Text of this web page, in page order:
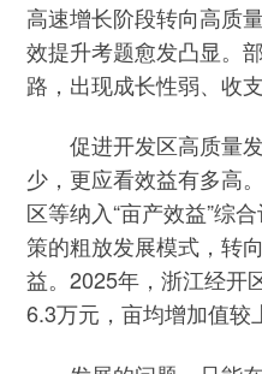
高速增长阶段转向高质
效提升考题愈发凸显。
路，出现成长性弱、收
促进开发区高质量发
少，更应看效益有多高
区等纳入“亩产效益”综
策的粗放发展模式，转
益。2025年，浙江经开
6.3万元，亩均增加值较